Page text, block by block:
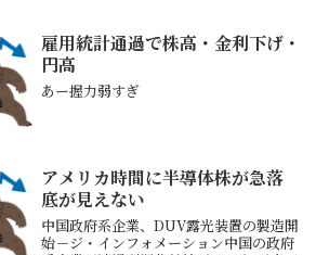
大統領も同席するとのこと かなりの大
役となっている な...
雇用統計通過で株高・金利下げ・
円高
あー握力弱すぎ
アメリカ時間に半導体株が急落
底が見えない
中国政府系企業、DUV露光装置の製造開
始－ジ・インフォメーション中国の政府